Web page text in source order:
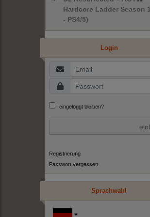
Hardcore Ladder Season
- PS4/5)
Login
eingeloggt bleiben?
Registrierung
Passwort vergessen
Sprachwahl